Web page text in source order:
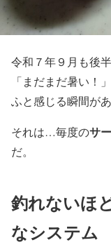
令和７年９月も後
「まだまだ暑い！
ふと感じる瞬間があ
それは…毎度のサ
だ。
釣れないほ
なシステム